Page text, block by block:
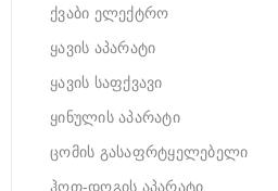
ქვაბი ელექტრო
ყავის აპარატი
ყავის საფქვავი
ყინულის აპარატი
ცომის გასაფრტყელებელი
ჰოთ-დოგის აპარატი